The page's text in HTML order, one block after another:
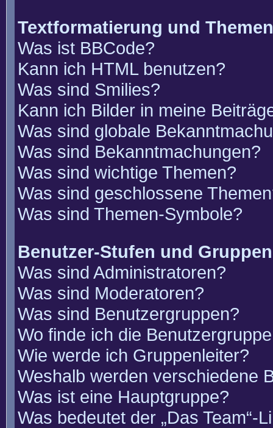
Textformatierung und
Was ist BBCode?
Kann ich HTML benutzen?
Was sind Smilies?
Kann ich Bilder in meine
Was sind globale
Was sind Bekanntmachungen?
Was sind wichtige Themen?
Was sind geschlossene
Was sind Themen-Symbole?
Benutzer-Stufen und Gruppen
Was sind Administratoren?
Was sind Moderatoren?
Was sind Benutzergruppen?
Wo finde ich die
Wie werde ich Gruppenleiter?
Weshalb werden verschiedene
Was ist eine Hauptgruppe?
Was bedeutet der „Das Team“-